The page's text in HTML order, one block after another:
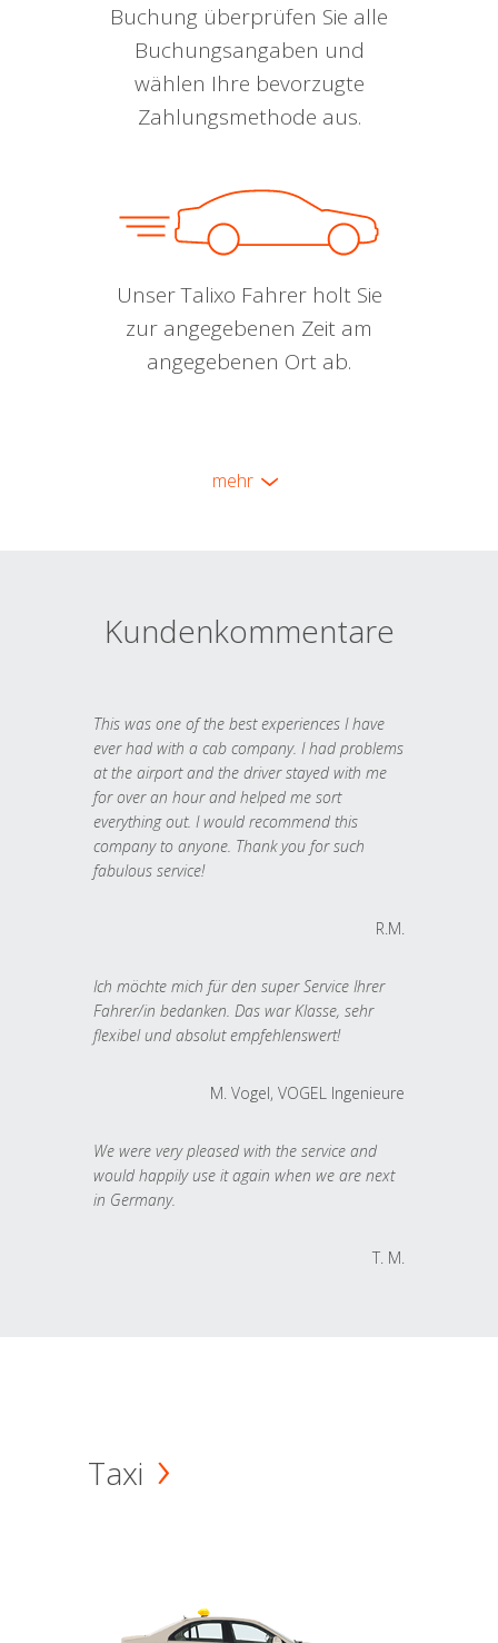
Buchung überprüfen Sie alle
Buchungsangaben und
wählen Ihre bevorzugte
Zahlungsmethode aus.
Unser Talixo Fahrer holt Sie
zur angegebenen Zeit am
angegebenen Ort ab.
mehr
Kundenkommentare
This was one of the best experiences I have
ever had with a cab company. I had problems
at the airport and the driver stayed with me
for over an hour and helped me sort
everything out. I would recommend this
company to anyone. Thank you for such
fabulous service!
R.M.
Ich möchte mich für den super Service Ihrer
Fahrer/in bedanken. Das war Klasse, sehr
flexibel und absolut empfehlenswert!
M. Vogel, VOGEL Ingenieure
We were very pleased with the service and
would happily use it again when we are next
in Germany.
T. M.
Taxi